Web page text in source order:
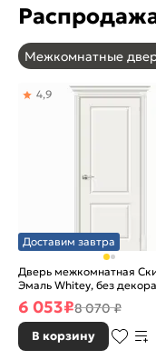
Межкомнатные
Доставим завтра
Дверь межкомнатная
Эмаль Whitey, без
без стекла, без кромки,
4,9
6 053₽8 070 ₽
В корзину